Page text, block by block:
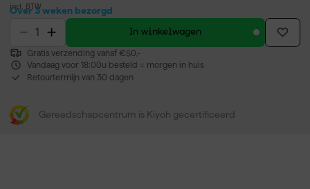
incl. BTW
Over 3 weken bezorgd
In winkelwagen
Gratis verzending vanaf €50,-
Vandaag voor 18:00u besteld = morgen in huis
Retourtermijn van 30 dagen
Gereedschapcentrum is Kiyoh gecertificeerd